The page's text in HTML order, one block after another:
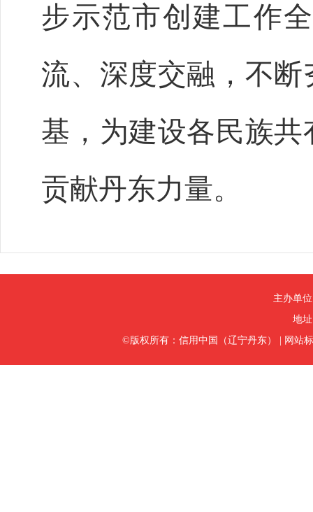
步示范市创建工作
流、深度交融，不
基，为建设各民族
贡献丹东力量。
主办单
地
©版权所有：信用中国（辽宁丹东）
网站